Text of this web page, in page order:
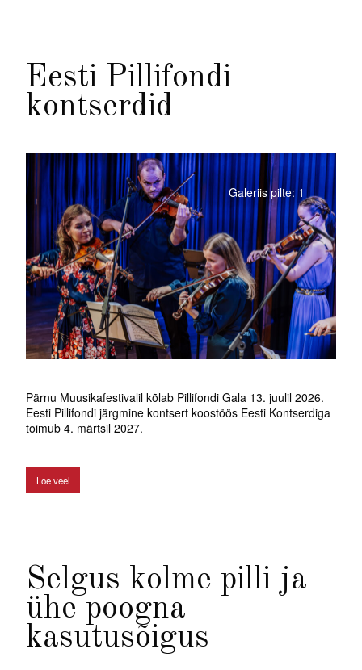
Eesti Pillifondi
kontserdid
Galeriis pilte: 1
Pärnu Muusikafestivalil kõlab Pillifondi Gala 13. juulil 2026.
Eesti Pillifondi järgmine kontsert koostöös Eesti Kontserdiga
toimub 4. märtsil 2027.
Loe veel
Selgus kolme pilli ja
ühe poogna
kasutusõigus